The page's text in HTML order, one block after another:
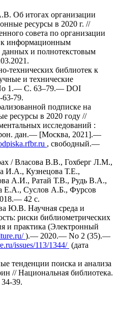
Об итогах организации
ресурсы в 2020 г. //
совета по организации
к информационным
данных и полнотекстовым
технических библиотек к
и технические
1.— С. 63–79.— DOI
63-79.
подписке на
ресурсы в 2020 году //
исследований :
дан.— [Москва, 2021].—
, свободный.—
/ Власова В.В., Гохберг Л.М.,
И.А., Кузнецова Т.Е.,
А.И., Ратай Т.В., Рудь В.А.,
Е.А., Суслов А.Б., Фурсов
42 с.
Ю.В. Научная среда и
риски библиометрических
и практика (Электронный
).— 2020.— No 2 (35).—
issues/113/1344/ (дата
тенденции поиска и анализа
// Национальная библиотека.
39.